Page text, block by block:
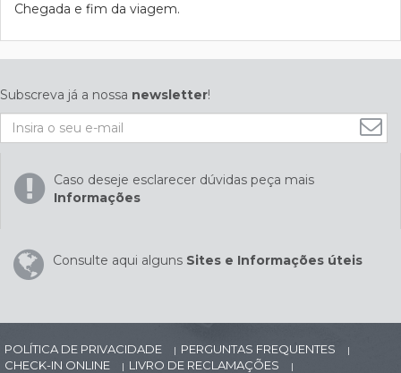
Chegada e fim da viagem.
Subscreva já a nossa newsletter!
Caso deseje esclarecer dúvidas peça mais
Informações
Consulte aqui alguns Sites e Informações úteis
POLÍTICA DE PRIVACIDADE | PERGUNTAS FREQUENTES |
CHECK-IN ONLINE | LIVRO DE RECLAMAÇÕES |